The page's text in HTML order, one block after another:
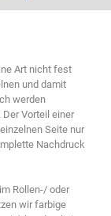
Art nicht fest
und damit
werden
Vorteil einer
Seite nur
Nachdruck
Rollen-/ oder
wir farbige